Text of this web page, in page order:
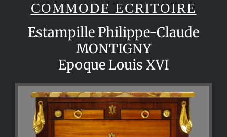
COMMODE ECRITOIRE
Estampille Philippe-Claude
MONTIGNY
Epoque Louis XVI